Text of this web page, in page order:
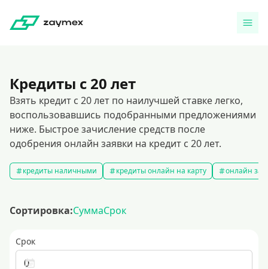
Кредиты с 20 лет
Взять кредит с 20 лет по наилучшей ставке легко,
воспользовавшись подобранными предложениями
ниже. Быстрое зачисление средств после
одобрения онлайн заявки на кредит с 20 лет.
кредиты наличными кредиты онлайн на карту онлайн
Сортировка:СуммаСрок
Срок